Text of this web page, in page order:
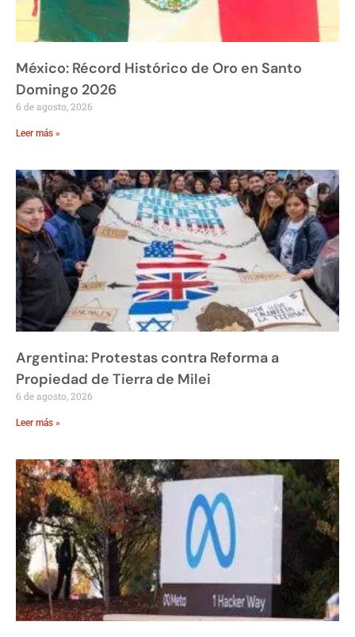
México: Récord Histórico de Oro en Santo
Domingo 2026
6 de agosto, 2026
Leer más »
Argentina: Protestas contra Reforma a
Propiedad de Tierra de Milei
6 de agosto, 2026
Leer más »